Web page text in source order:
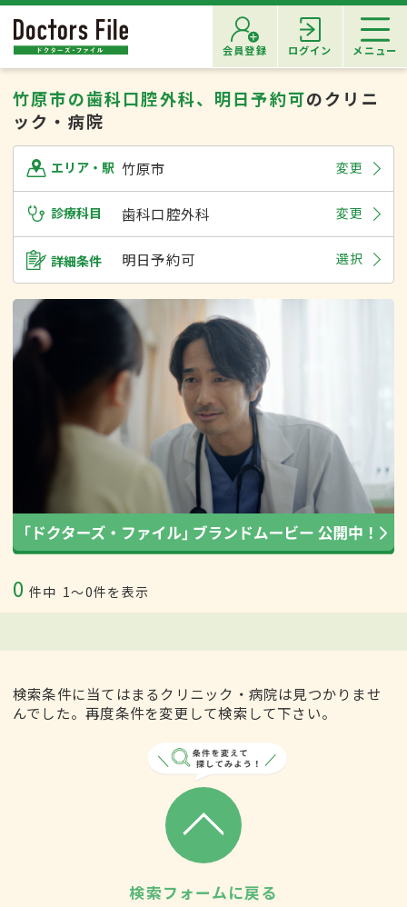
会員登録 ログイン メニュー
竹原市の歯科口腔外科、明日予約可のクリニ
ック・病院
エリア・駅 竹原市 変更
診療科目 歯科口腔外科 変更
詳細条件 明日予約可 選択
0 件中 1〜0件を表示
検索条件に当てはまるクリニック・病院は見つかりませ
んでした。再度条件を変更して検索して下さい。
検索フォームに戻る